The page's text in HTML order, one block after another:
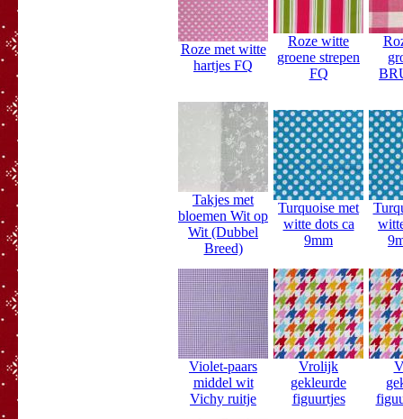
Roze met witte
hartjes FQ
Roze witte
groene strepen
FQ
Takjes met
bloemen Wit op
Wit (Dubbel
Breed)
Turquoise met
witte dots ca
9mm
Violet-paars
middel wit
Vichy ruitje
Vrolijk
gekleurde
figuurtjes